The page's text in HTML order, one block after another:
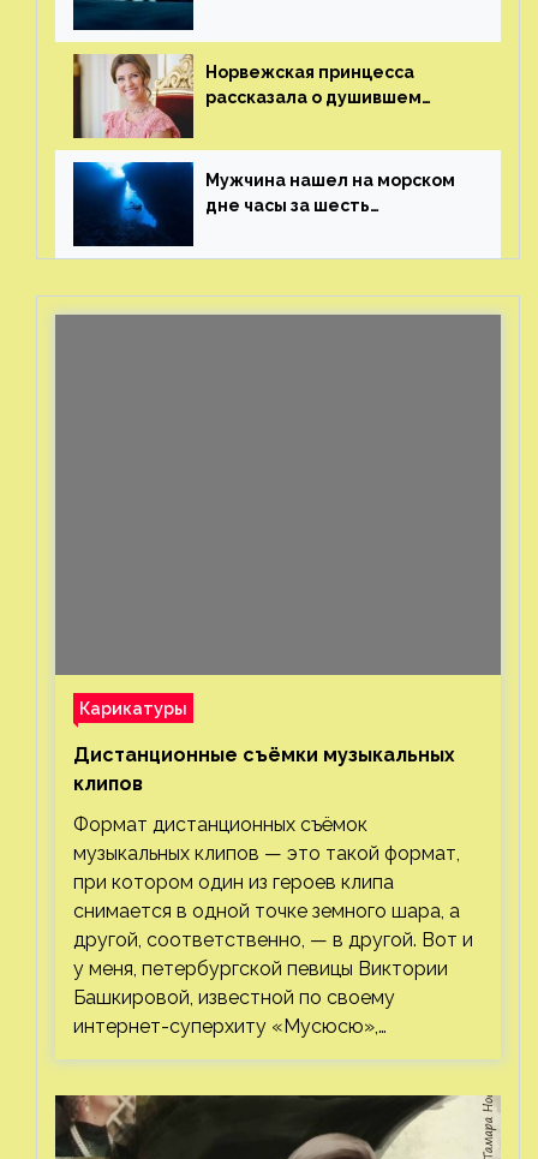
от фаната
Норвежская принцесса
рассказала о душившем
генерала
Мужчина нашел на морском
дне часы за шесть
с помощью пластиковых
Карикатуры
Дистанционные съёмки музыкальных
клипов⁠⁠
Формат дистанционных съёмок
музыкальных клипов — это такой формат,
при котором один из героев клипа
снимается в одной точке земного шара, а
другой, соответственно, — в другой. Вот и
у меня, петербургской певицы Виктории
Башкировой, известной по своему
интернет-суперхиту «Мусюсю»,…